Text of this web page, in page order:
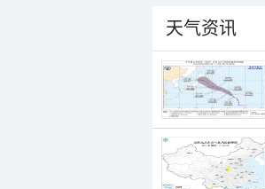
天气资讯